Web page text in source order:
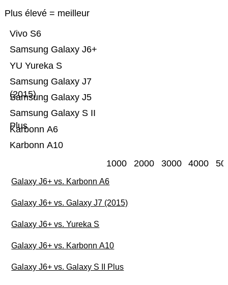
Plus élevé = meilleur
Karbonn A10
Karbonn A6
Samsung Galaxy S II
Plus
Samsung Galaxy J5
Samsung Galaxy J7
(2015)
YU Yureka S
Samsung Galaxy J6+
Vivo S6
1000 2000 3000 4000
Galaxy J6+ vs. Karbonn A6
Galaxy J6+ vs. Galaxy J7 (2015)
Galaxy J6+ vs. Yureka S
Galaxy J6+ vs. Karbonn A10
Galaxy J6+ vs. Galaxy S II Plus